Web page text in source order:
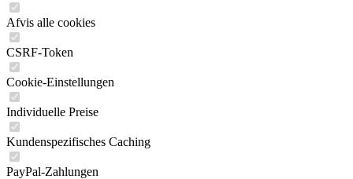
Afvis alle cookies
CSRF-Token
Cookie-Einstellungen
Individuelle Preise
Kundenspezifisches Caching
PayPal-Zahlungen